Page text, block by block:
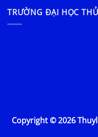
TRƯỜNG ĐẠI HỌC
Copyright © 2026